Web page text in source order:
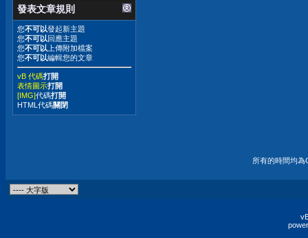
發表文章規則
您不可以發起新主題
您不可以回應主題
您不可以 上傳附加檔案
您不可以編輯您的文章
vB 代碼打開
表情圖示打開
[IMG]代碼打開
HTML代碼關閉
所有的時間均為